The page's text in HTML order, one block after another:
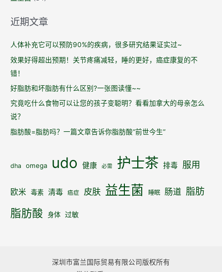
癌
者，
生
活
量
提
高，
食
神
转
近期文章
人体补充它可以预防90%的疾病，很多研究结果证实过~
效果好得超出预期！关节疼痛减轻，睡的更好，癌症康复的不
错！
好脂肪和坏脂肪有什么区别?一张图读懂~~
究竟吃什么食物可以让您的孩子变聪明？看看加拿大的母亲怎么
说？
脂肪酸=脂肪吗？一篇文章告诉你脂肪酸“前世今生”
dha omega udo 健康 必需 护士茶 排毒 服用
欧米 毒素 清毒 癌症 皮肤 益生菌 睡眠 肠道 脂肪
脂肪酸 身体 过敏
深圳市富兰国际贸易有限公司版权所有